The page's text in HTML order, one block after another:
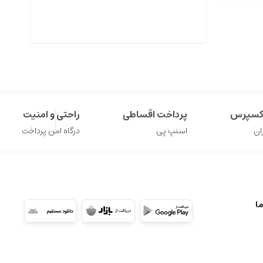
پرداخت اقساطی
اسنپ پی
راحتی و امنیت
درگاه امن پرداخت